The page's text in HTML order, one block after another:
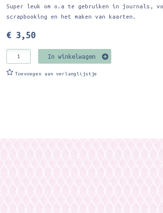
Super leuk om o.a te gebruiken in journals,
scrapbooking en het maken van kaarten.
€ 3,50
In winkelwagen
Toevoegen aan verlanglijstje